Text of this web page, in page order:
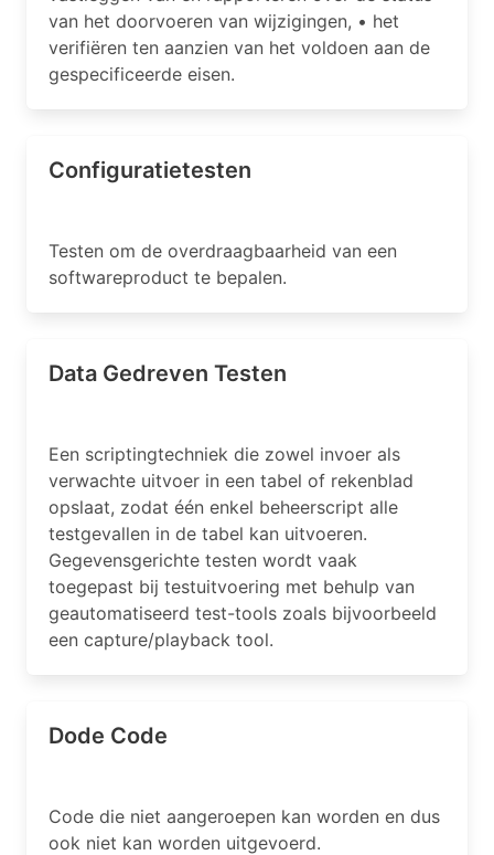
van het doorvoeren van wijzigingen, • het
verifiëren ten aanzien van het voldoen aan de
gespecificeerde eisen.
Configuratietesten
Testen om de overdraagbaarheid van een
softwareproduct te bepalen.
Data Gedreven Testen
Een scriptingtechniek die zowel invoer als
verwachte uitvoer in een tabel of rekenblad
opslaat, zodat één enkel beheerscript alle
testgevallen in de tabel kan uitvoeren.
Gegevensgerichte testen wordt vaak
toegepast bij testuitvoering met behulp van
geautomatiseerd test-tools zoals bijvoorbeeld
een capture/playback tool.
Dode Code
Code die niet aangeroepen kan worden en dus
ook niet kan worden uitgevoerd.